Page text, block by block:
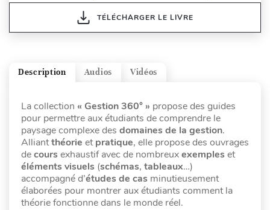
TÉLÉCHARGER LE LIVRE
Vidéos
Audios
Description
La collection « Gestion 360° » propose des guides
pour permettre aux étudiants de comprendre le
paysage complexe des domaines de la gestion.
Alliantthéorie etpratique, elle propose des ouvrages
decours exhaustif avec de nombreuxexemples et
éléments visuels (schémas, tableaux…)
accompagné d’études de cas minutieusement
élaborées pour montrer aux étudiants comment la
théorie fonctionne dans le monde réel.